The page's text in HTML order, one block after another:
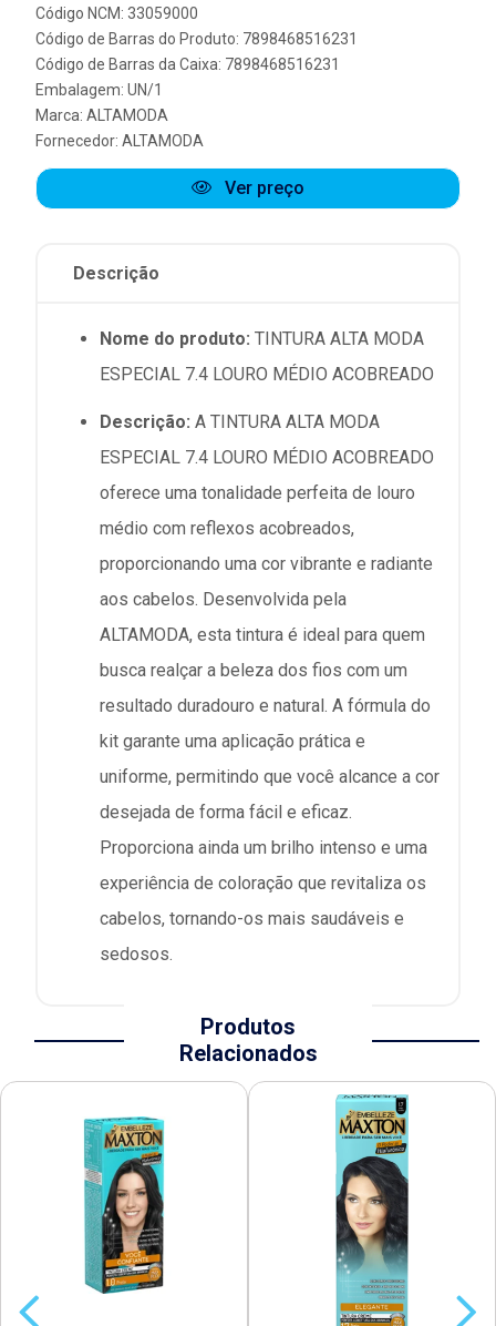
Código NCM: 33059000
Código de Barras do Produto: 7898468516231
Código de Barras da Caixa: 7898468516231
Embalagem: UN/1
Marca: ALTAMODA
Fornecedor: ALTAMODA
Ver preço
Descrição
Nome do produto: TINTURA ALTA MODA
ESPECIAL 7.4 LOURO MÉDIO ACOBREADO
Descrição: A TINTURA ALTA MODA
ESPECIAL 7.4 LOURO MÉDIO ACOBREADO
oferece uma tonalidade perfeita de louro
médio com reflexos acobreados,
proporcionando uma cor vibrante e radiante
aos cabelos. Desenvolvida pela
ALTAMODA, esta tintura é ideal para quem
busca realçar a beleza dos fios com um
resultado duradouro e natural. A fórmula do
kit garante uma aplicação prática e
uniforme, permitindo que você alcance a cor
desejada de forma fácil e eficaz.
Proporciona ainda um brilho intenso e uma
experiência de coloração que revitaliza os
cabelos, tornando-os mais saudáveis e
sedosos.
Produtos
Relacionados